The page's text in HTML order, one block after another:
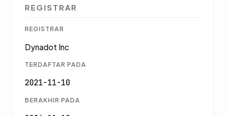
REGISTRAR
REGISTRAR
Dynadot Inc
TERDAFTAR PADA
2021-11-10
BERAKHIR PADA